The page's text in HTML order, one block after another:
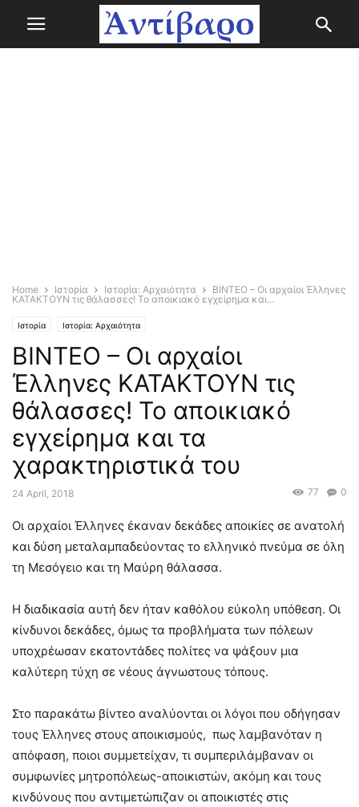
Home Ιστορία Ιστορία: Αρχαιότητα
ΒΙΝΤΕΟ – Οι αρχαίοι Έλληνες
ΚΑΤΑΚΤΟΥΝ τις θάλασσες! Το αποικιακό εγχείρημα και...
Ιστορία Ιστορία: Αρχαιότητα
ΒΙΝΤΕΟ – Οι αρχαίοι
Έλληνες ΚΑΤΑΚΤΟΥΝ τις
θάλασσες! Το αποικιακό
εγχείρημα και τα
χαρακτηριστικά του
24 April, 2018 0
77
Οι αρχαίοι Έλληνες έκαναν δεκάδες αποικίες σε ανατολή
και δύση μεταλαμπαδεύοντας το ελληνικό πνεύμα σε όλη
τη Μεσόγειο και τη Μαύρη θάλασσα.
Η διαδικασία αυτή δεν ήταν καθόλου εύκολη υπόθεση. Οι
κίνδυνοι δεκάδες, όμως τα προβλήματα των πόλεων
υποχρέωσαν εκατοντάδες πολίτες να ψάξουν μια
καλύτερη τύχη σε νέους άγνωστους τόπους.
Στο παρακάτω βίντεο αναλύονται οι λόγοι που οδήγησαν
τους Έλληνες στους αποικισμούς, πως λαμβανόταν η
απόφαση, ποιοι συμμετείχαν, τι συμπεριλάμβαναν οι
συμφωνίες μητροπόλεως-αποικιστών, ακόμη και τους
κινδύνους που αντιμετώπιζαν οι αποικιστές στις